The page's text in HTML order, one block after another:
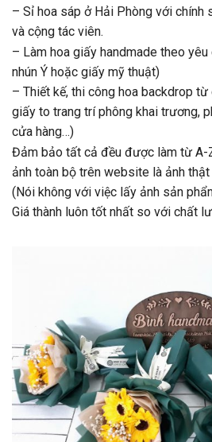
– Sỉ hoa sáp ở Hải Phòng với chính
và cộng tác viên.
– Làm hoa giấy handmade theo
nhún Ý hoặc giấy mỹ thuật)
– Thiết kế, thi công hoa backdrop
giấy to trang trí phông khai trương,
cửa hàng…)
Đảm bảo tất cả đều được làm từ A-
ảnh toàn bộ trên website là ảnh
(Nói không với việc lấy ảnh sản
Giá thành luôn tốt nhất so với chất